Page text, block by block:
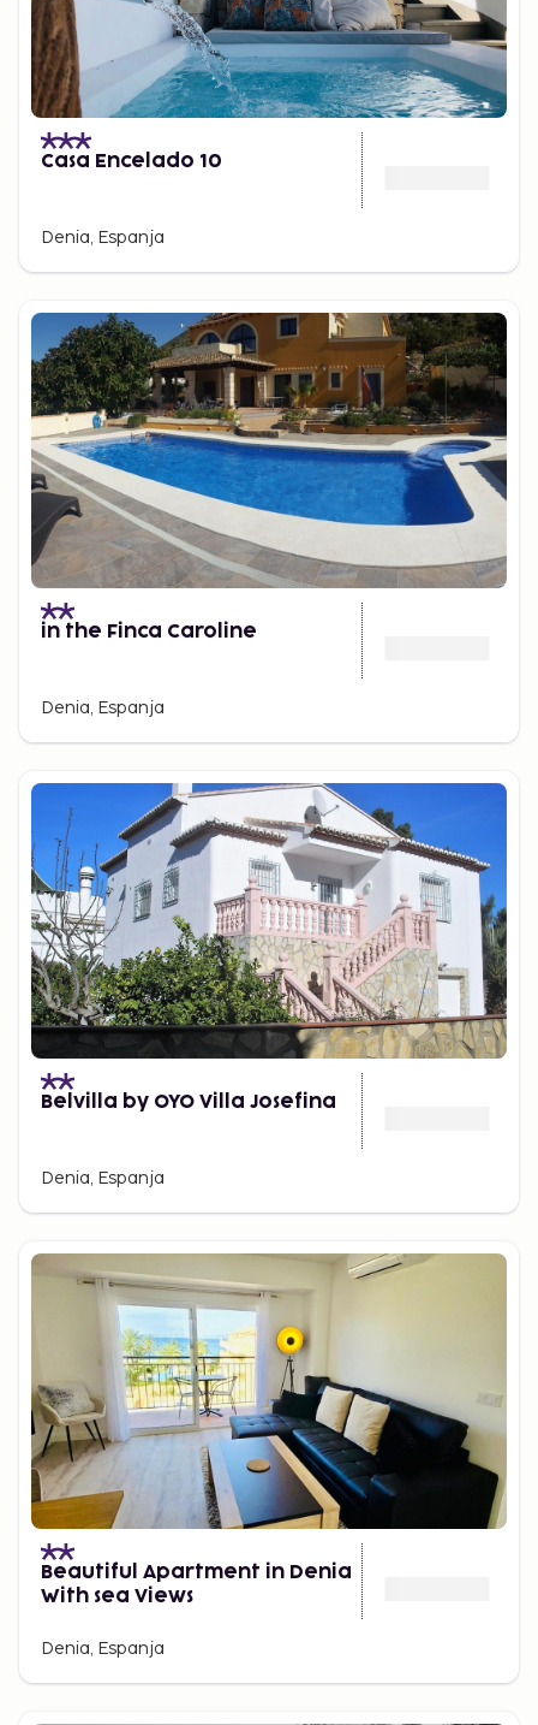
Casa Encelado 10
Denia, Espanja
in the Finca Caroline
Denia, Espanja
Belvilla by OYO Villa Josefina
Denia, Espanja
Beautiful Apartment in Denia
With sea Views
Denia, Espanja